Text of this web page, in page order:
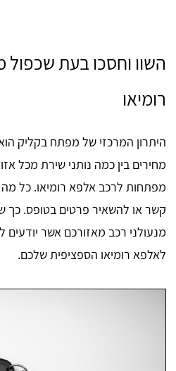
השוו וחסכו בעת
רומיאו
היתרון המרכזי של מפתח בקליק
מחירים בין כמה נותני שירת מכל
מפתחות לרכב אלפא רומיאו. כל
קשר או להשאיר פרטים בטופס. כך
מנעולני רכב מאזורכם אשר
לאלפא רומיאו הספציפית שלכם.